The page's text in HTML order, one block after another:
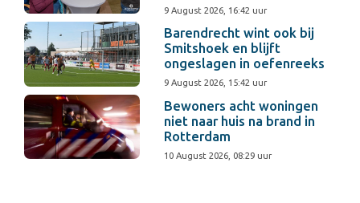
9 August 2026, 16:42 uur
Barendrecht wint ook bij
Smitshoek en blijft
ongeslagen in oefenreeks
9 August 2026, 15:42 uur
Bewoners acht woningen
niet naar huis na brand in
Rotterdam
10 August 2026, 08:29 uur